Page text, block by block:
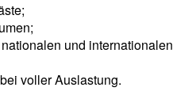
und internationalen
voller Auslastung.